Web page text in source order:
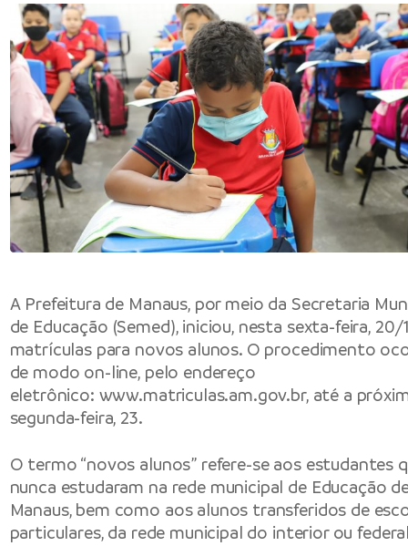
A Prefeitura de Manaus, por meio da Secretaria
de Educação (Semed), iniciou, nesta sexta-feira, 20/
matrículas para novos alunos. O procedimento
de modo on-line, pelo endereço
eletrônico: www.matriculas.am.gov.br, até a
segunda-feira, 23.
O termo “novos alunos” refere-se aos estudantes
nunca estudaram na rede municipal de Educação
Manaus, bem como aos alunos transferidos de
particulares, da rede municipal do interior ou